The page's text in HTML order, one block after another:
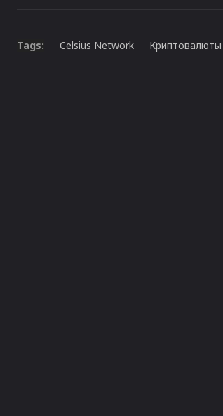
Tags: Celsius Network Криптовалюты